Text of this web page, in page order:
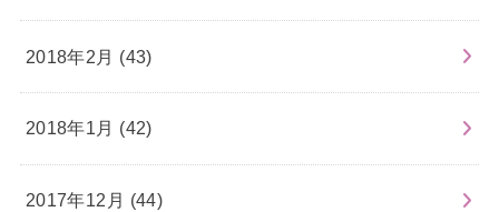
2018年2月 (43)
2018年1月 (42)
2017年12月 (44)